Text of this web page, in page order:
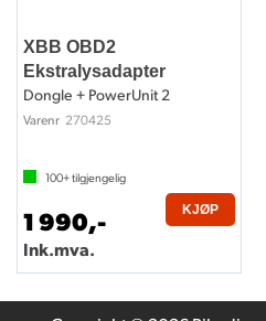
XBB OBD2
Ekstralysadapter
Dongle + PowerUnit 2
Varenr 270425
100+tilgjengelig
1 990,-
Ink.mva.
KJØP